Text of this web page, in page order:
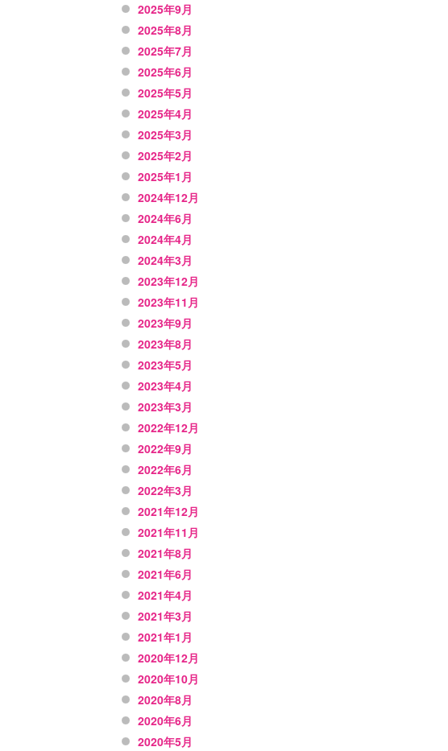
2025年9月
2025年8月
2025年7月
2025年6月
2025年5月
2025年4月
2025年3月
2025年2月
2025年1月
2024年12月
2024年6月
2024年4月
2024年3月
2023年12月
2023年11月
2023年9月
2023年8月
2023年5月
2023年4月
2023年3月
2022年12月
2022年9月
2022年6月
2022年3月
2021年12月
2021年11月
2021年8月
2021年6月
2021年4月
2021年3月
2021年1月
2020年12月
2020年10月
2020年8月
2020年6月
2020年5月